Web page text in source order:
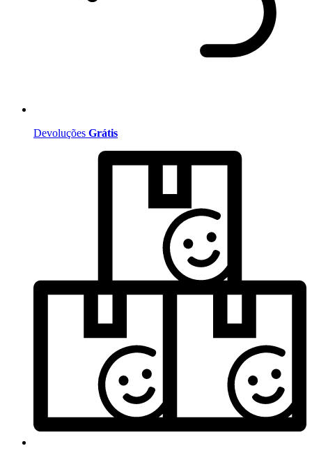
Devoluções Grátis